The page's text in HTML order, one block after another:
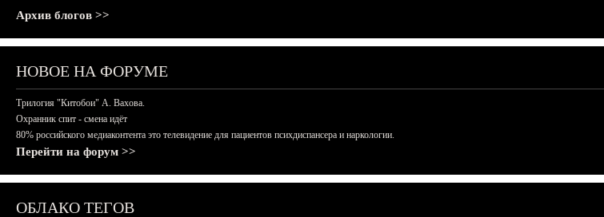
Архив блогов >>
НОВОЕ НА ФОРУМЕ
Трилогия "Китобои" А. Вахова.
Охранник спит - смена идёт
80% российского медиаконтента это телевидение для пациентов психдиспансера и наркологии.
Перейти на форум >>
ОБЛАКО ТЕГОВ